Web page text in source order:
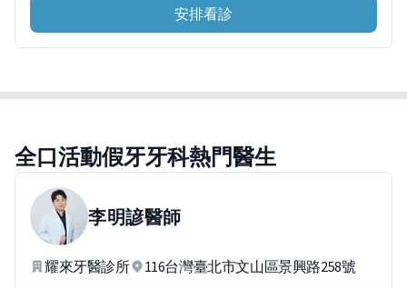
安排看診
全口活動假牙牙科熱門醫生
李明諺醫師
耀來牙醫診所 116台灣臺北市文山區景興路258號